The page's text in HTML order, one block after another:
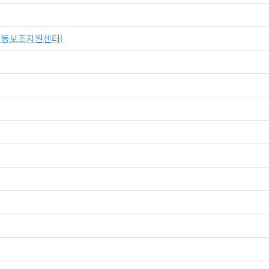
보조지원센터)